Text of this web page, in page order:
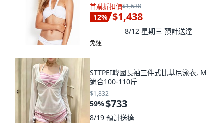
首購折扣價$1,638
12% $1,438
8/12 星期三 預計送達
免運
STTPEI韓國長袖三件式比基尼泳衣, M
適合100-110斤
$1,832
59%$733
8/19 預計送達